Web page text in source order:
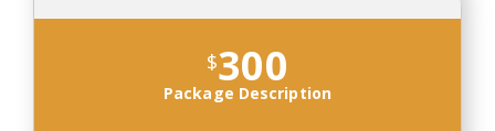
$300
Package Description